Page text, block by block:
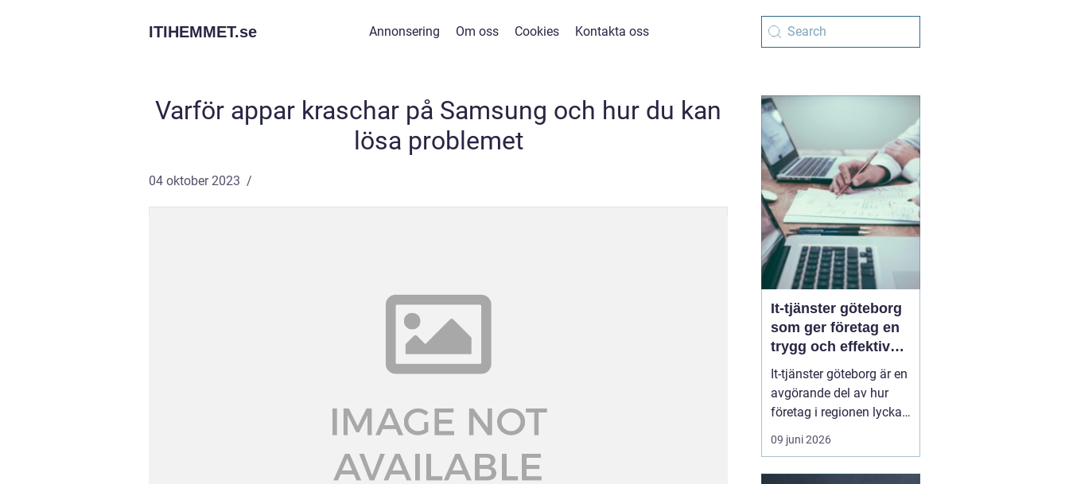
ITIHEMMET.se Annonsering Om oss Cookies Kontakta oss
Varför appar kraschar på Samsung och hur du kan
lösa problemet
04 oktober 2023
It-tjänster göteborg
som ger företag en
trygg och effektiv
vardag
It-tjänster göteborg är en
avgörande del av hur
företag i regionen lyckas
skapa en säker, stabil
och effektiv digital
09 juni 2026